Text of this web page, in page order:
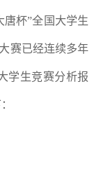
唐杯”全国大学生
赛已经连续多年
学生竞赛分析报